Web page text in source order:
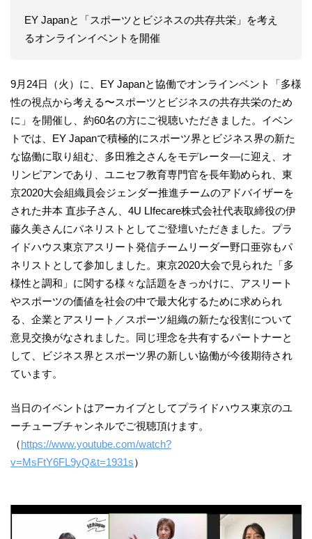
EY Japanと「スポーツとビジネスの共存共栄」を考え
るオンラインイベントを開催
9月24日（火）に、EY Japanと協働でオンラインベント「多様
性の視点から考える〜スポーツとビジネスの共存共栄のため
に」を開催し、約60名の方にご視聴いただきました。イベン
トでは、EY Japanで積極的にスポーツ界とビジネス界の新た
な協働に取り組む、多田雅之さんをモデレータ―に迎え、オ
リンピアンであり、ユニセフ教育専門官を長年勤められ、東
京2020大会組織員会ジェンダー推進チームのアドバイザーを
された井本 直歩子さん、4U LIfecare株式会社代表取締役の伊
藤久美さんにパネリストとしてご登壇いただきました。プラ
イドハウス東京アスリート発信チームリーダー野口亜弥もパ
ネリストとして参加しました。東京2020大会で見られた「多
様性と調和」に関する様々な話題をきっかけに、アスリート
やスポーツの価値を社会の中で最大化するために求められ
る、企業とアスリート／スポーツ組織の新たな役割について
意見交換がなされました。同じ理念を共有するパートナーと
して、ビジネス界とスポーツ界の新しい協働が今後期待され
ています。
当日のイベントはアーカイブとしてプライドハウス東京のユ
ーチューブチャンネルでご視聴頂けます。
（https://www.youtube.com/watch?
v=MsFtY6FL9yQ&t=1931s）